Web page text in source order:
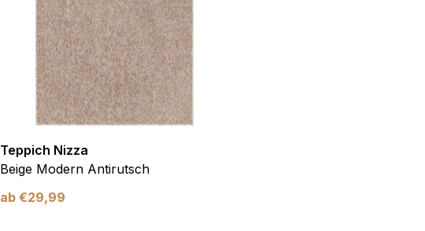
Teppich Nizza
Beige Modern Antirutsch
ab €29,99
Alle akzeptieren